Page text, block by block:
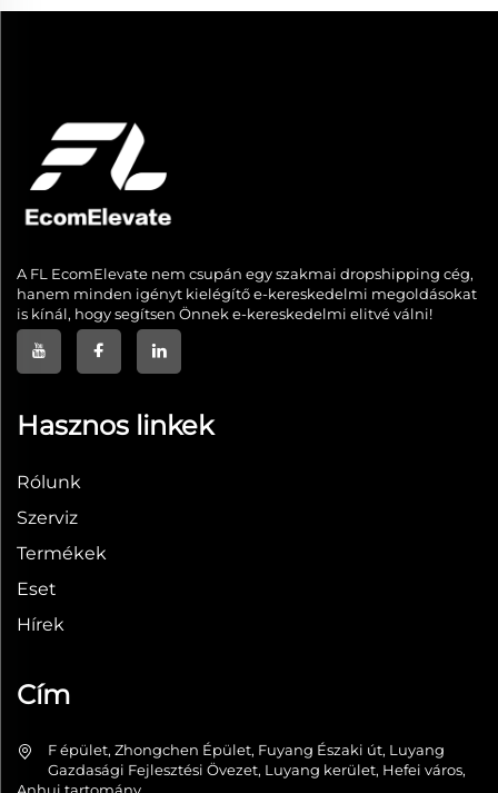
A FL EcomElevate nem csupán egy szakmai dropshipping cég,
hanem minden igényt kielégítő e-kereskedelmi megoldásokat
is kínál, hogy segítsen Önnek e-kereskedelmi elitvé válni!
Hasznos linkek
Rólunk
Szerviz
Termékek
Eset
Hírek
Cím
F épület, Zhongchen Épület, Fuyang Északi út, Luyang
Gazdasági Fejlesztési Övezet, Luyang kerület, Hefei város,
Anhui tartomány